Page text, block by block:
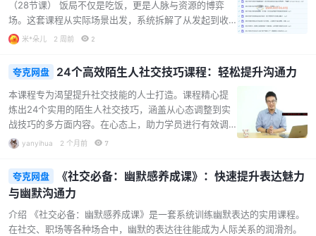
交对现实沟通能力的侵蚀，并提供回归真实互动的有效
方法。 第三课：打破“社交孤立”的有效办法——针对孤
独感与社交回避，…...
（28节课） 饭局不仅是吃饭，更是人脉与资源的博弈
场。这套课程从实际场景出发，系统拆解了从发起到收
尾的完整饭局流程，帮你避开社交雷区，把每一顿饭都
会、公司团建、同学会、婚礼、相亲、领导请客、工作
餐、商务洽谈等27种常见饭局类型，针对性给出应对策
略。 实战技巧拆解：从座位安排、穿搭妆容、开场自我
介绍，到敬酒话术、夸人技巧、破冰方法，再到应对尴
尬、拒绝无用饭局、埋单时机等细节，手把手教你操
作。 进阶社交心法：不止教你怎么吃，更教你如何通过
你职场和生活的…...
米*朵儿 2 周前 2
夸克网盘 24个高效陌生人社交技巧课程：轻松提升沟通力
本课程专为渴望提升社交技能的人士打造。课程精心提
炼出24个实用的陌生人社交技巧，涵盖从心态调整到实
战技巧的多方面内容。在心态上，助力学员进行有效调
整；实战方面，包含如何结束话题、听懂话中话、避免
力，通过通俗易懂的讲解与实战演练，帮助学员学会快
速建立联系、深化关系。无论是在日常社交场合，还是
在职场沟通中，都能更加自信、高效地交流。适合所有
期望提升社交技能、增强人际互动能力的人群学习。通
过学习本课程，有望成为社交场合中的佼佼者，轻松驾
yanyihua 2 个月前 7
夸克网盘
《社交必备：幽默感养成课》：快速提升表达魅力
与幽默沟通力
介绍 《社交必备：幽默感养成课》是一套系统训练幽默表达的实用课程。
在社交、职场等各种场合中，幽默的表达往往能成为人际关系的润滑剂。